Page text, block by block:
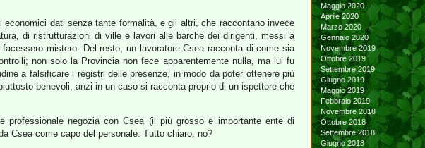
dati senza tante formalità, e gli altri, che raccontano invece
di ristrutturazioni di ville e lavori alle barche dei dirigenti, messi a
mistero. Del resto, un lavoratore Csea racconta di come sia
non solo la Provincia non fece apparentemente nulla, ma lui fu
a falsificare i registri delle presenze, in modo da poter ottenere più
benevoli, anzi in un caso si racconta proprio di un ispettore che
professionale negozia con Csea (il più grosso e importante ente di
Csea come capo del personale. Tutto chiaro, no?
Maggio 2020
Aprile 2020
Marzo 2020
Gennaio 2020
Novembre 2019
Ottobre 2019
Settembre 2019
Giugno 2019
Maggio 2019
Febbraio 2019
Novembre 2018
Ottobre 2018
Settembre 2018
Giugno 2018